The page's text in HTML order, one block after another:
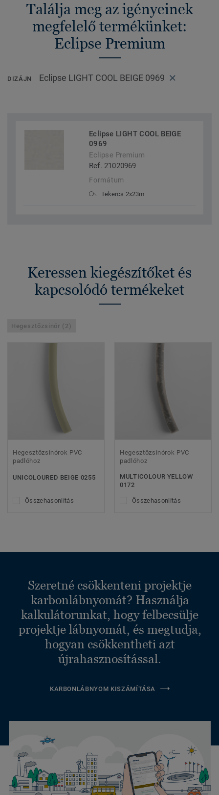
Találja meg az igényeinek
megfelelő termékünket:
Eclipse Premium
DIZÁJN Eclipse LIGHT COOL BEIGE 0969
Eclipse LIGHT COOL BEIGE
0969
Eclipse Premium
Ref. 21020969
Formátum
Tekercs 2x23m
Keressen kiegészítőket és
kapcsolódó termékeket
Hegesztőzsinór (2)
Hegesztőzsinórok PVC
padlóhoz
UNICOLOURED BEIGE 0255
Összehasonlítás
Hegesztőzsinórok PVC
padlóhoz
MULTICOLOUR YELLOW
0172
Összehasonlítás
Szeretné csökkenteni projektje
karbonlábnyomát? Használja
kalkulátorunkat, hogy felbecsülje
projektje lábnyomát, és megtudja,
hogyan csökkentheti azt
újrahasznosítással.
KARBONLÁBNYOM KISZÁMÍTÁSA